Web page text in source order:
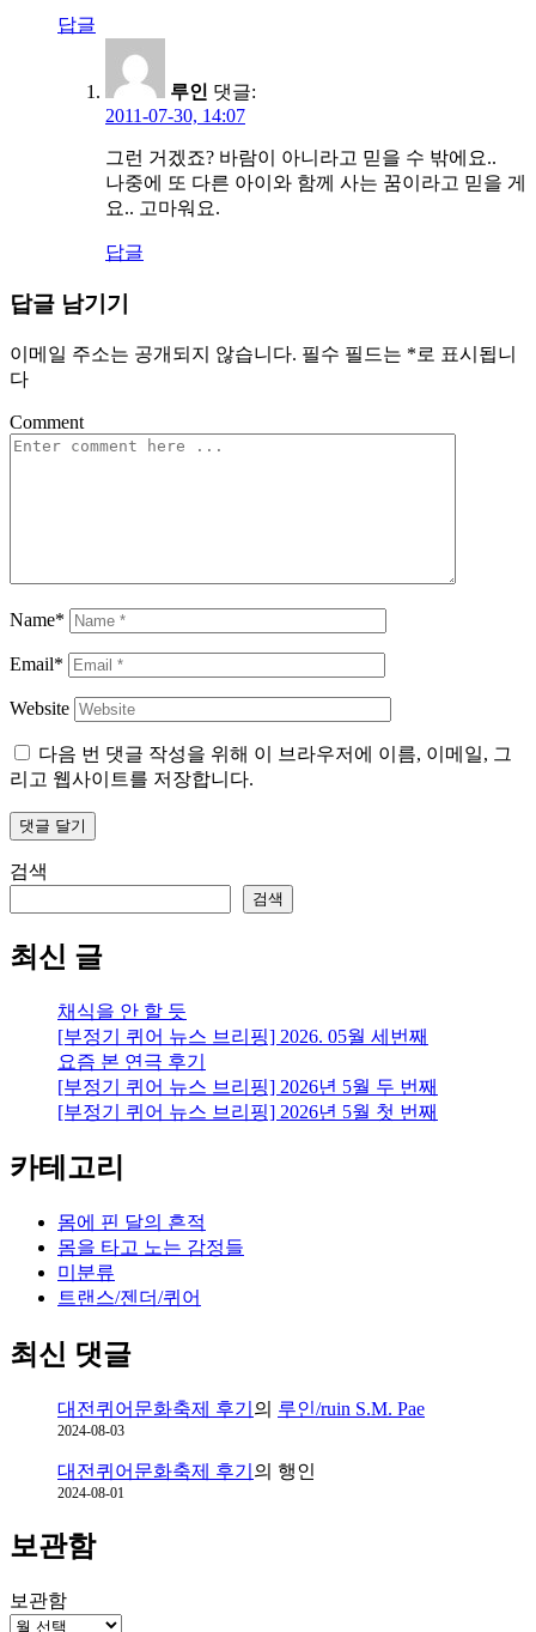
답글
루인 댓글:
2011-07-30, 14:07
그런 거겠죠? 바람이 아니라고 믿을 수 밖에요..
나중에 또 다른 아이와 함께 사는 꿈이라고 믿을 게
요.. 고마워요.
답글
답글 남기기
이메일 주소는 공개되지 않습니다. 필수 필드는 *로 표시됩니
다
Comment
Name*
Email*
Website
다음 번 댓글 작성을 위해 이 브라우저에 이름, 이메일, 그
리고 웹사이트를 저장합니다.
검색
검색
최신 글
채식을 안 할 듯
[부정기 퀴어 뉴스 브리핑] 2026. 05월 세번째
요즘 본 연극 후기
[부정기 퀴어 뉴스 브리핑] 2026년 5월 두 번째
[부정기 퀴어 뉴스 브리핑] 2026년 5월 첫 번째
카테고리
몸에 핀 달의 흔적
몸을 타고 노는 감정들
미분류
트랜스/젠더/퀴어
최신 댓글
대전퀴어문화축제 후기 의 루인/ruin S.M. Pae
2024-08-03
대전퀴어문화축제 후기 의 행인
2024-08-01
보관함
보관함